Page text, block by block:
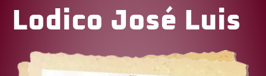
Lodico José Luis